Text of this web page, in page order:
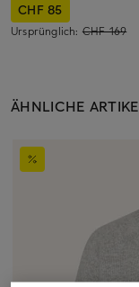
CHF 85
Ursprünglich: CHF 169
ÄHNLICHE